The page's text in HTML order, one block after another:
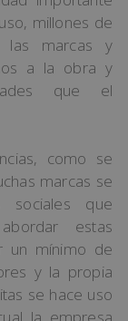
millones de
las marcas y
a la obra y
que el
como se
marcas se
sociales que
estas
un mínimo de
y la propia
se hace uso